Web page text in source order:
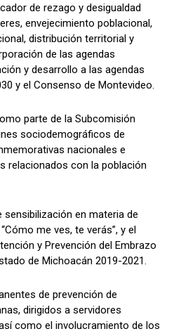
de rezago y desigualdad
envejecimiento poblacional,
distribución territorial y
de las agendas
y desarrollo a las agendas
y el Consenso de Montevideo.
parte de la Subcomisión
sociodemográficos de
nacionales e
relacionados con la población
en materia de
me ves, te verás”, y el
y Prevención del Embrazo
de Michoacán 2019-2021.
de prevención de
dirigidos a servidores
como el involucramiento de los